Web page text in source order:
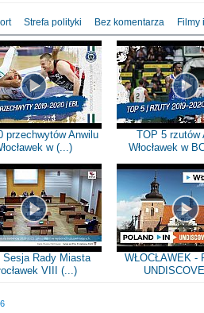
Strefa polityki Bez komentarza Filmy
przechwytów Anwilu
w (...)
TOP 5 rzutów
Włocławek w
Rady Miasta
VIII (...)
WŁOCŁAWEK -